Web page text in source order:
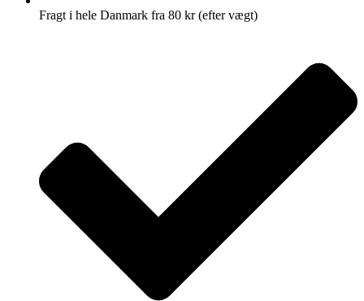
Fragt i hele Danmark fra 80 kr (efter vægt)